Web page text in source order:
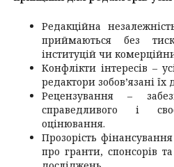
Редакційна
приймаються без
інституцій чи
Конфлікти інтересів –
редактори зобов’язані їх
Рецензування –
справедливого і
оцінювання.
Прозорість
про гранти, спонсорів